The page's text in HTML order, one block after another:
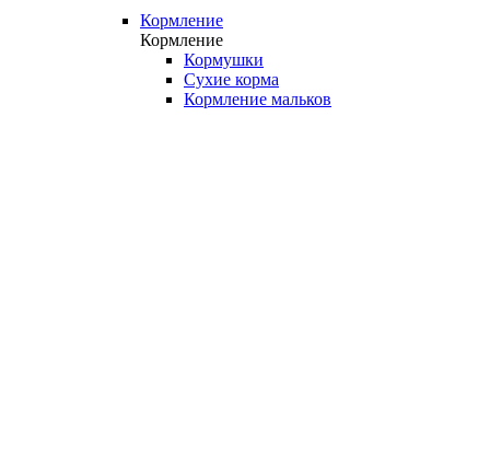
Кормление
Кормление
Кормушки
Сухие корма
Кормление мальков